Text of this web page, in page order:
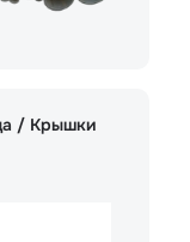
/ Крышки